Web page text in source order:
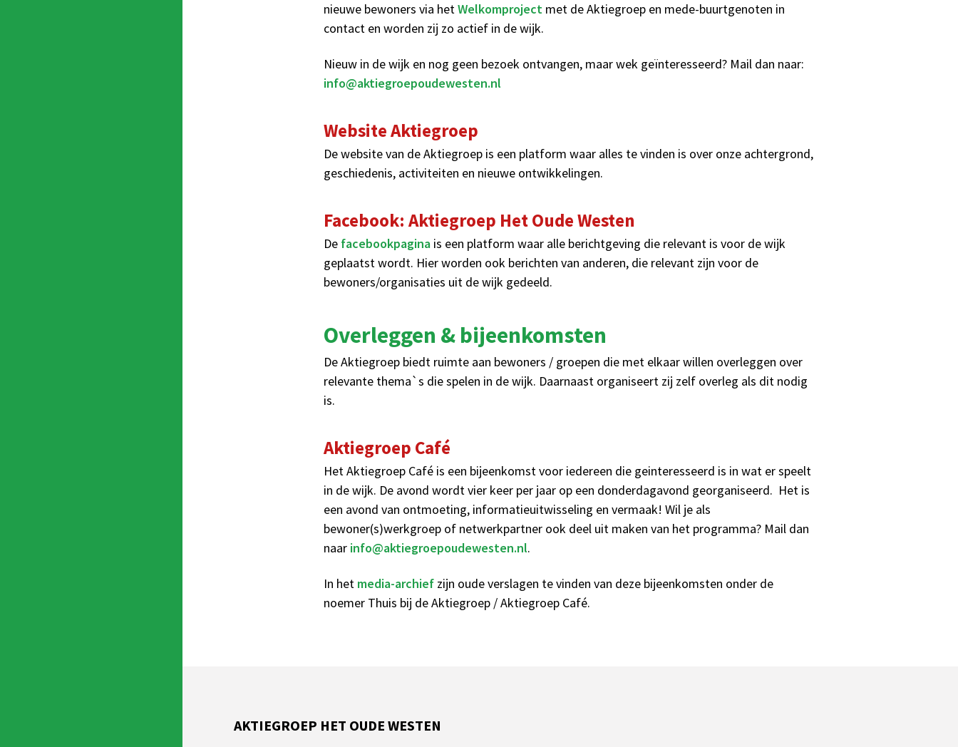
nieuwe bewoners via hetWelkomproject met de Aktiegroep en mede-buurtgenoten in
contact en worden zij zo actief in de wijk.
Nieuw in de wijk en nog geen bezoek ontvangen, maar wek geïnteresseerd? Mail dan naar:
info@aktiegroepoudewesten.nl
Website Aktiegroep
De website van de Aktiegroep is een platform waar alles te vinden is over onze achtergrond,
geschiedenis, activiteiten en nieuwe ontwikkelingen.
Facebook: Aktiegroep Het Oude Westen
De facebookpagina is een platform waar alle berichtgeving die relevant is voor de wijk
geplaatst wordt. Hier worden ook berichten van anderen, die relevant zijn voor de
bewoners/organisaties uit de wijk gedeeld.
Overleggen & bijeenkomsten
De Aktiegroep biedt ruimte aan bewoners / groepen die met elkaar willen overleggen over
relevante thema`s die spelen in de wijk. Daarnaast organiseert zij zelf overleg als dit nodig
is.
Aktiegroep Café
Het Aktiegroep Café is een bijeenkomst voor iedereen die geinteresseerd is in wat er speelt
in de wijk. De avond wordt vier keer per jaar op een donderdagavond georganiseerd. Het is
een avond van ontmoeting, informatieuitwisseling en vermaak! Wil je als
bewoner(s)werkgroep of netwerkpartner ook deel uit maken van het programma? Mail dan
naar info@aktiegroepoudewesten.nl.
In het media-archief zijn oude verslagen te vinden van deze bijeenkomsten onder de
noemer Thuis bij de Aktiegroep / Aktiegroep Café.
AKTIEGROEP HET OUDE WESTEN